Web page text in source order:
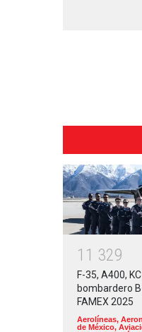
1 1 329
F-35, A400,
bombardero
FAMEX 2025
Aerolíneas,
de México,